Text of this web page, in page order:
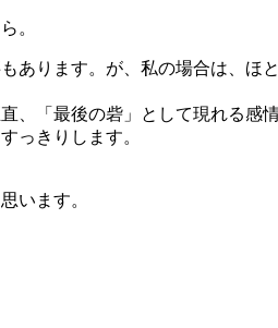
。
あります。が、私の場合は、ほ
、「最後の砦」として現れる感
っきりします。
います。